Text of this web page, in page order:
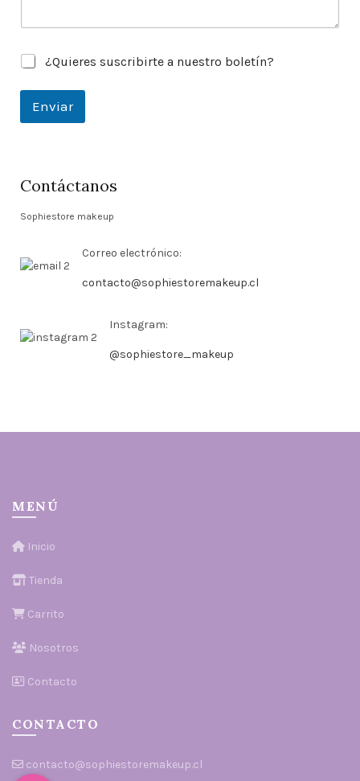
¿Quieres suscribirte a nuestro boletín?
Enviar
Contáctanos
Sophiestore makeup
Correo electrónico:
contacto@sophiestoremakeup.cl
Instagram:
@sophiestore_makeup
MENÚ
Inicio
Tienda
Carrito
Nosotros
Contacto
CONTACTO
contacto@sophiestoremakeup.cl